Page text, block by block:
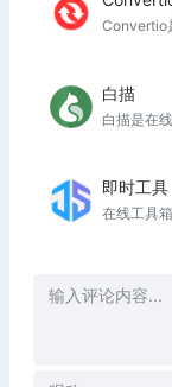
白描
即时工具